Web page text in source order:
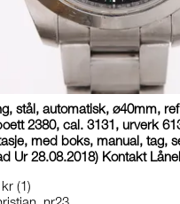
stål, automatisk, ø40mm,
2380, cal. 3131, urverk
med boks, manual, tag,
Ur 28.08.2018) Kontakt
kr (1)